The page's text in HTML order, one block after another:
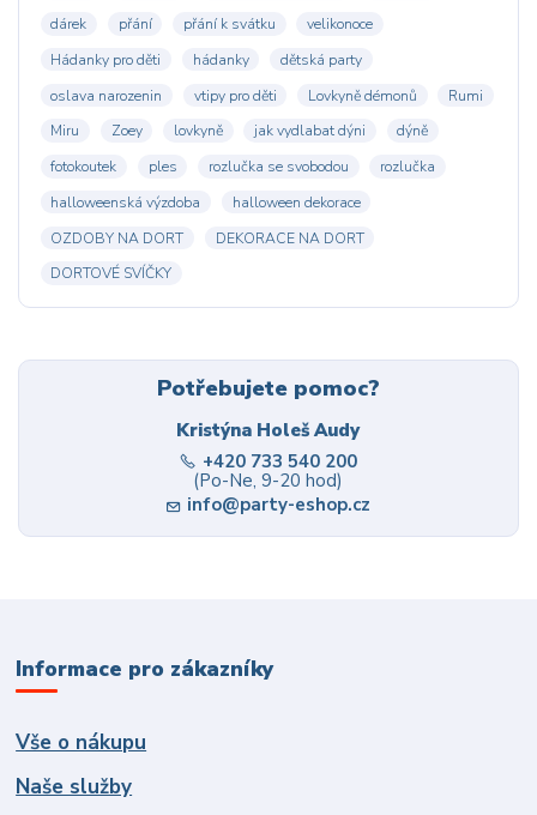
dárek
přání přání k svátku
velikonoce
Hádanky pro děti
hádanky
dětská party
oslava narozenin
vtipy pro děti Lovkyně démonů
Rumi
Miru
Zoey lovkyně jak vydlabat dýni
dýně
fotokoutek
ples rozlučka se svobodou
rozlučka
halloweenská výzdoba
halloween dekorace
OZDOBY NA DORT
DEKORACE NA DORT
DORTOVÉ SVÍČKY
Potřebujete pomoc?
Kristýna Holeš Audy
+420 733 540 200
(Po-Ne, 9-20 hod)
info@party-eshop.cz
Informace pro zákazníky
Vše o nákupu
Naše služby